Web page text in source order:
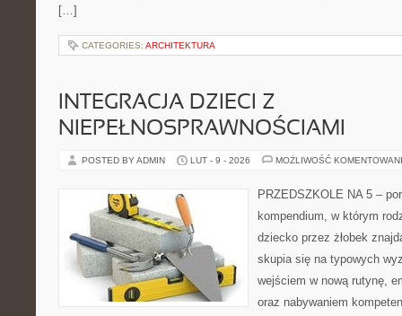
[…]
CATEGORIES: ARCHITEKTURA
INTEGRACJA DZIECI Z
NIEPEŁNOSPRAWNOŚCIAMI
POSTED BY ADMIN LUT - 9 - 2026 MOŻLIWOŚĆ
PRZEDSZKOLE NA 5 –
kompendium, w którym
dziecko przez żłobek
skupia się na typowych
wejściem w nową rutynę,
oraz nabywaniem